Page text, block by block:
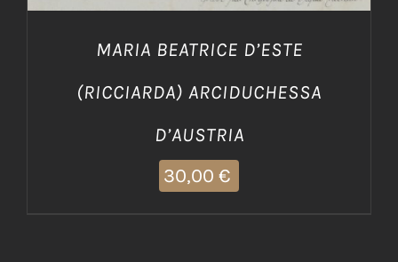
MARIA BEATRICE D’ESTE
(RICCIARDA) ARCIDUCHESSA
D’AUSTRIA
30,00 €